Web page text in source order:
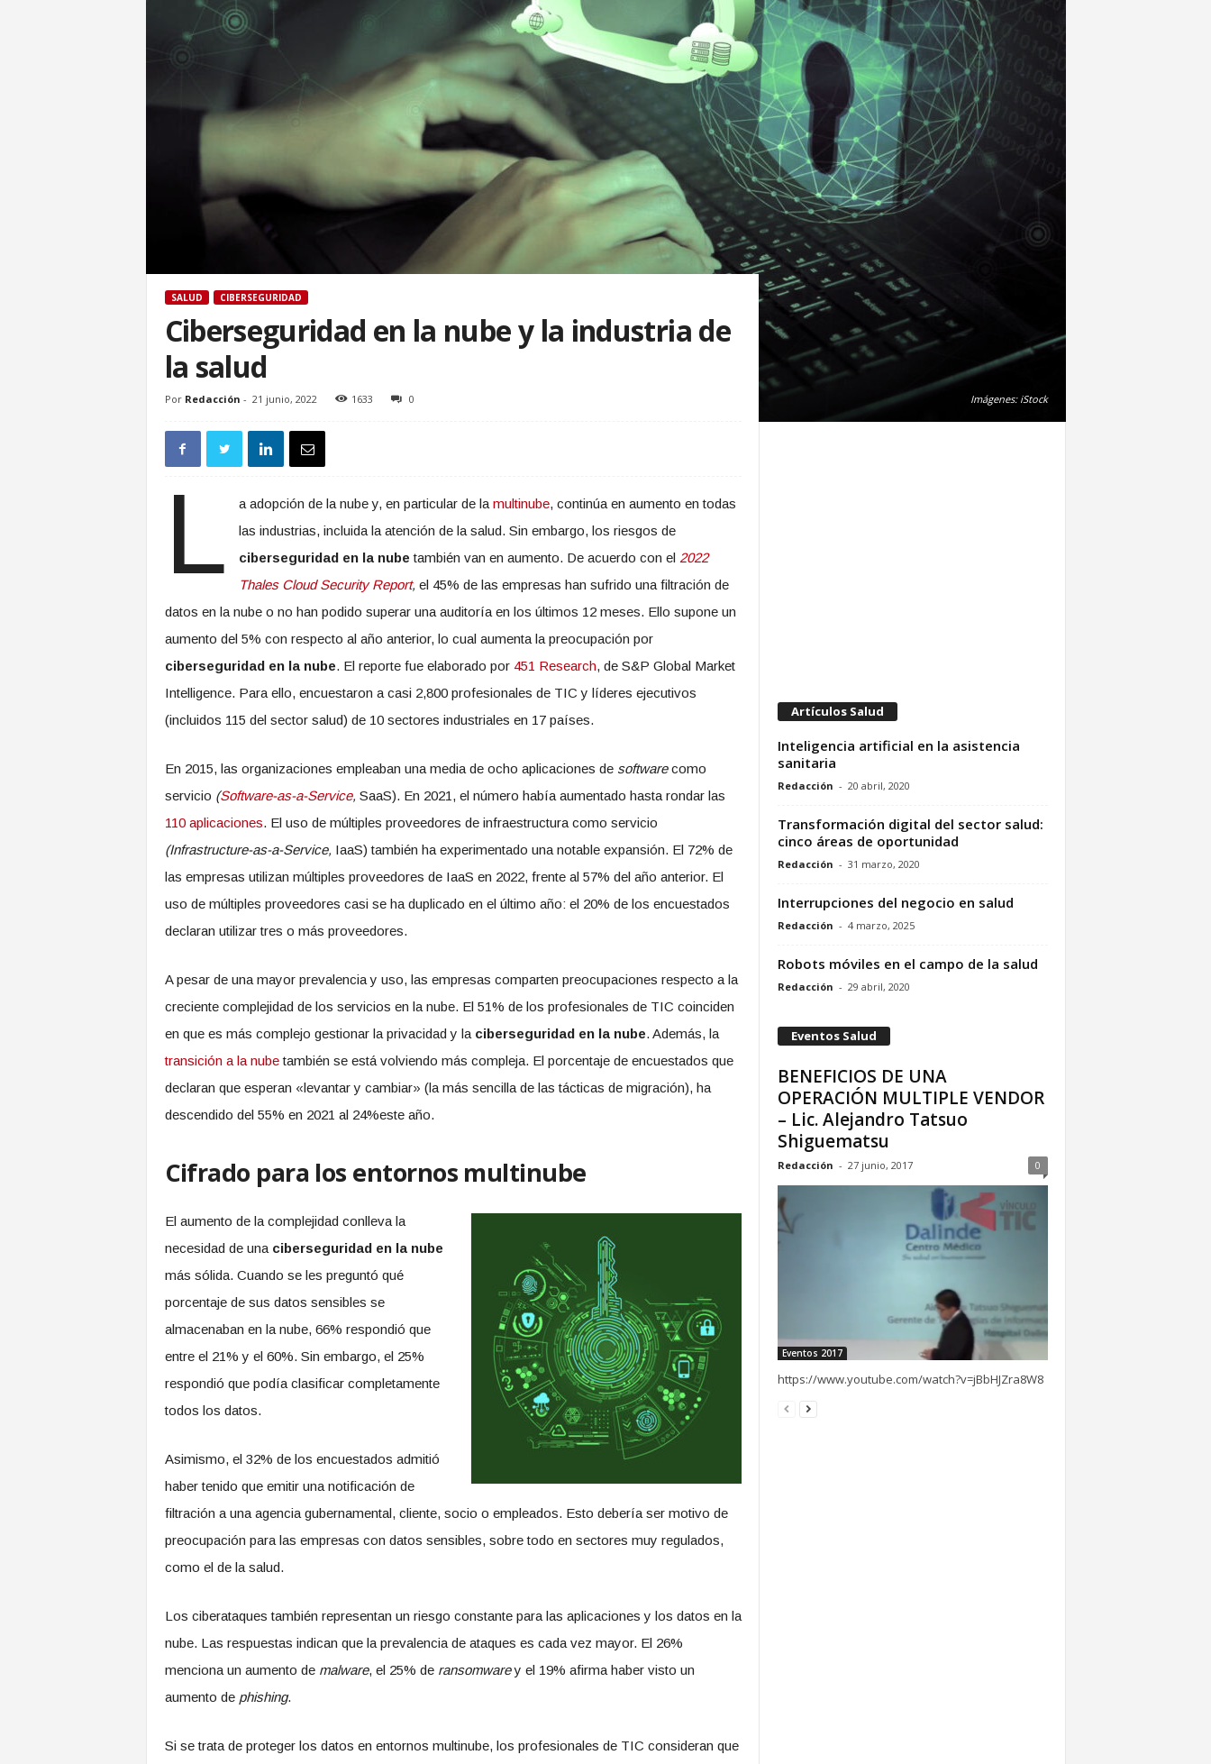
Imágenes: iStock
SALUD CIBERSEGURIDAD
Ciberseguridad en la nube y la industria de
la salud
Por Redacción - 21 junio, 2022 1633 0
L a adopción de la nube y, en particular de lamultinube, continúa en aumento en todas
las industrias, incluida la atención de la salud. Sin embargo, los riesgos de
ciberseguridad en la nube también van en aumento. De acuerdo con el 2022
Thales Cloud Security Report, el 45% de las empresas han sufrido una filtración de
datos en la nube o no han podido superar una auditoría en los últimos 12 meses. Ello supone un
aumento del 5% con respecto al año anterior, lo cual aumenta la preocupación por
ciberseguridad en la nube. El reporte fue elaborado por 451 Research, de S&P Global Market
Intelligence. Para ello, encuestaron a casi 2,800 profesionales de TIC y líderes ejecutivos
(incluidos 115 del sector salud) de 10 sectores industriales en 17 países.
En 2015, las organizaciones empleaban una media de ocho aplicaciones de softwarecomo
servicio (Software-as-a-Service, SaaS). En 2021, el número había aumentado hasta rondar las
110 aplicaciones. El uso de múltiples proveedores de infraestructura como servicio
(Infrastructure-as-a-Service, IaaS) también ha experimentado una notable expansión. El 72% de
las empresas utilizan múltiples proveedores de IaaS en 2022, frente al 57% del año anterior. El
uso de múltiples proveedores casi se ha duplicado en el último año: el 20% de los encuestados
declaran utilizar tres o más proveedores.
A pesar de una mayor prevalencia y uso, las empresas comparten preocupaciones respecto a la
creciente complejidad de los servicios en la nube. El 51% de los profesionales de TIC coinciden
en que es más complejo gestionar la privacidad y la ciberseguridad en la nube. Además, la
transición a la nubetambién se está volviendo más compleja. El porcentaje de encuestados que
declaran que esperan «levantar y cambiar» (la más sencilla de las tácticas de migración), ha
descendido del 55% en 2021 al 24%este año.
Cifrado para los entornos multinube
El aumento de la complejidad conlleva la
necesidad de una ciberseguridad en la nube
más sólida. Cuando se les preguntó qué
porcentaje de sus datos sensibles se
almacenaban en la nube, 66% respondió que
entre el 21% y el 60%. Sin embargo, el 25%
respondió que podía clasificar completamente
todos los datos.
Asimismo, el 32% de los encuestados admitió
haber tenido que emitir una notificación de
filtración a una agencia gubernamental, cliente, socio o empleados. Esto debería ser motivo de
preocupación para las empresas con datos sensibles, sobre todo en sectores muy regulados,
como el de la salud.
Los ciberataques también representan un riesgo constante para las aplicaciones y los datos en la
nube. Las respuestas indican que la prevalencia de ataques es cada vez mayor. El 26%
menciona un aumento de malware, el 25% de ransomwarey el 19% afirma haber visto un
aumento de phishing.
Si se trata de proteger los datos en entornos multinube, los profesionales de TIC consideran que
Artículos Salud
Inteligencia artificial en la asistencia
sanitaria
Redacción - 20 abril, 2020
Transformación digital del sector salud:
cinco áreas de oportunidad
Redacción - 31 marzo, 2020
Interrupciones del negocio en salud
Redacción - 4 marzo, 2025
Robots móviles en el campo de la salud
Redacción - 29 abril, 2020
Eventos Salud
BENEFICIOS DE UNA
OPERACIÓN MULTIPLE VENDOR
– Lic. Alejandro Tatsuo
Shiguematsu
Redacción - 27 junio, 2017 0
Eventos 2017
https://www.youtube.com/watch?v=jBbHJZra8W8